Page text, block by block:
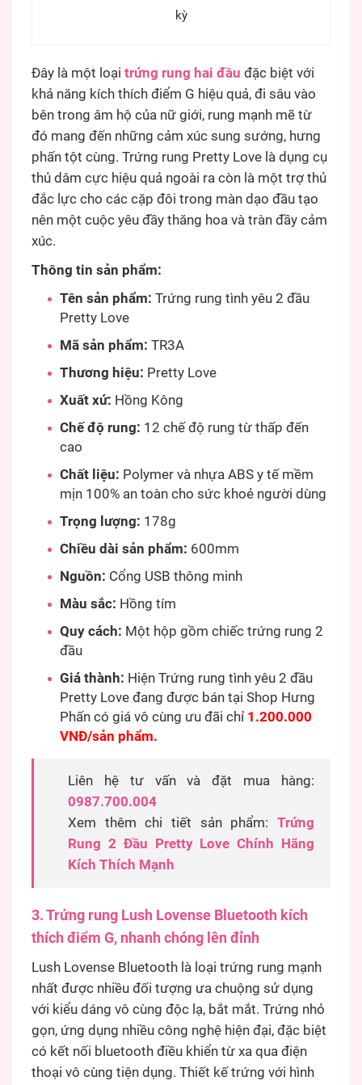
kỳ
Đây là một loại trứng rung hai đầu đặc biệt với
khả năng kích thích điểm G hiệu quả, đi sâu vào
bên trong âm hộ của nữ giới, rung mạnh mẽ từ
đó mang đến những cảm xúc sung sướng, hưng
phấn tột cùng. Trứng rung Pretty Love là dụng cụ
thủ dâm cực hiệu quả ngoài ra còn là một trợ thủ
đắc lực cho các cặp đôi trong màn dạo đầu tạo
nên một cuộc yêu đầy thăng hoa và tràn đầy cảm
xúc.
Thông tin sản phẩm:
Tên sản phẩm: Trứng rung tình yêu 2 đầu
Pretty Love
Mã sản phẩm: TR3A
Thương hiệu: Pretty Love
Xuất xứ: Hồng Kông
Chế độ rung: 12 chế độ rung từ thấp đến
cao
Chất liệu: Polymer và nhựa ABS y tế mềm
mịn 100% an toàn cho sức khoẻ người dùng
Trọng lượng: 178g
Chiều dài sản phẩm: 600mm
Nguồn: Cổng USB thông minh
Màu sắc: Hồng tím
Quy cách: Một hộp gồm chiếc trứng rung 2
đầu
Giá thành: Hiện Trứng rung tình yêu 2 đầu
Pretty Love đang được bán tại Shop Hưng
Phấn có giá vô cùng ưu đãi chỉ 1.200.000
VNĐ/sản phẩm.
Liên hệ tư vấn và đặt mua hàng:
0987.700.004
Xem thêm chi tiết sản phẩm: Trứng
Rung 2 Đầu Pretty Love Chính Hãng
Kích Thích Mạnh
3. Trứng rung Lush Lovense Bluetooth kích
thích điểm G, nhanh chóng lên đỉnh
Lush Lovense Bluetooth là loại trứng rung mạnh
nhất được nhiều đối tượng ưa chuộng sử dụng
với kiểu dáng vô cùng độc lạ, bắt mắt. Trứng nhỏ
gọn, ứng dụng nhiều công nghệ hiện đại, đặc biệt
có kết nối bluetooth điều khiển từ xa qua điện
thoại vô cùng tiện dụng. Thiết kế trứng với hình